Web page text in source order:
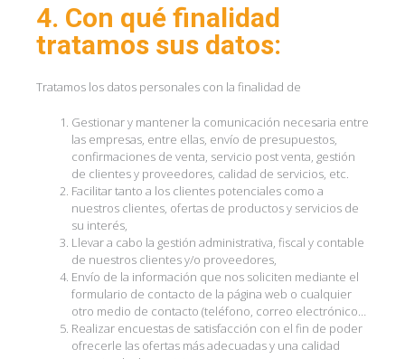
4. Con qué finalidad
tratamos sus datos:
Tratamos los datos personales con la finalidad de
Gestionar y mantener la comunicación necesaria entre
las empresas, entre ellas, envío de presupuestos,
confirmaciones de venta, servicio post venta, gestión
de clientes y proveedores, calidad de servicios, etc.
Facilitar tanto a los clientes potenciales como a
nuestros clientes, ofertas de productos y servicios de
su interés,
Llevar a cabo la gestión administrativa, fiscal y contable
de nuestros clientes y/o proveedores,
Envío de la información que nos soliciten mediante el
formulario de contacto de la página web o cualquier
otro medio de contacto (teléfono, correo electrónico…
Realizar encuestas de satisfacción con el fin de poder
ofrecerle las ofertas más adecuadas y una calidad